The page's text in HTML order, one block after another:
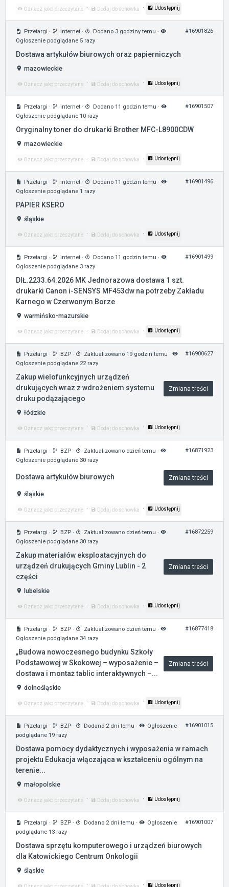
Oznacz jako przeczytane · Dodaj do schowka · Udostępnij
Przetargi · internet · Dodano 3 godziny temu ·
Ogłoszenie podglądane 5 razy
#16901826
Dostawa artykułów biurowych oraz papierniczych
mazowieckie
Oznacz jako przeczytane · Dodaj do schowka · Udostępnij
Przetargi · internet · Dodano 11 godzin temu ·
Ogłoszenie podglądane 10 razy
#16901507
Oryginalny toner do drukarki Brother MFC-L8900CDW
mazowieckie
Oznacz jako przeczytane · Dodaj do schowka · Udostępnij
Przetargi · internet · Dodano 11 godzin temu ·
Ogłoszenie podglądane 1 razy
#16901496
PAPIER KSERO
śląskie
Oznacz jako przeczytane · Dodaj do schowka · Udostępnij
Przetargi · internet · Dodano 11 godzin temu ·
Ogłoszenie podglądane 3 razy
#16901499
DIŁ.2233.64.2026 MK Jednorazowa dostawa 1 szt.
drukarki Canon i-SENSYS MF453dw na potrzeby Zakładu
Karnego w Czerwonym Borze
warmińsko-mazurskie
Oznacz jako przeczytane · Dodaj do schowka · Udostępnij
Przetargi · BZP · Zaktualizowano 19 godzin temu ·
Ogłoszenie podglądane 22 razy
#16900627
Zakup wielofunkcyjnych urządzeń
drukujących wraz z wdrożeniem systemu
druku podążającego
Zmiana treści
łódzkie
Oznacz jako przeczytane · Dodaj do schowka · Udostępnij
Przetargi · BZP · Zaktualizowano dzień temu ·
Ogłoszenie podglądane 30 razy
#16871923
Dostawa artykułów biurowych Zmiana treści
śląskie
Oznacz jako przeczytane · Dodaj do schowka · Udostępnij
Przetargi · BZP · Zaktualizowano dzień temu ·
Ogłoszenie podglądane 30 razy
#16872259
Zakup materiałów eksploatacyjnych do
urządzeń drukujących Gminy Lublin - 2
części
Zmiana treści
lubelskie
Oznacz jako przeczytane · Dodaj do schowka · Udostępnij
Przetargi · BZP · Zaktualizowano dzień temu ·
Ogłoszenie podglądane 34 razy
#16877418
„Budowa nowoczesnego budynku Szkoły
Podstawowej w Skokowej – wyposażenie –
dostawa i montaż tablic interaktywnych –...
Zmiana treści
dolnośląskie
Oznacz jako przeczytane · Dodaj do schowka · Udostępnij
Przetargi · BZP · Dodano 2 dni temu ·
Ogłoszenie
podglądane 19 razy
#16901015
Dostawa pomocy dydaktycznych i wyposażenia w ramach
projektu Edukacja włączająca w kształceniu ogólnym na
terenie...
małopolskie
Oznacz jako przeczytane · Dodaj do schowka · Udostępnij
Przetargi · BZP · Dodano 2 dni temu ·
Ogłoszenie
podglądane 13 razy
#16901007
Dostawa sprzętu komputerowego i urządzeń biurowych
dla Katowickiego Centrum Onkologii
śląskie
· · Udostępnij